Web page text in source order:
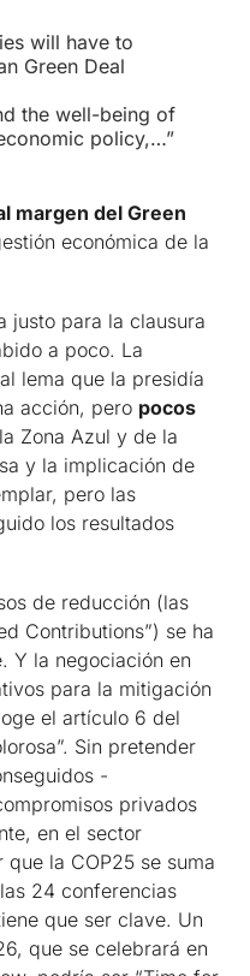
will have to
Green Deal
the well-being of
policy,…”
margen del Green
económica de la
justo para la clausura
a poco. La
lema que la presidía
acción, pero pocos
Zona Azul y de la
y la implicación de
pero las
los resultados
de reducción (las
Contributions”) se ha
Y la negociación en
para la mitigación
el artículo 6 del
Sin pretender
-
privados
en el sector
la COP25 se suma
24 conferencias
que ser clave. Un
que se celebrará en